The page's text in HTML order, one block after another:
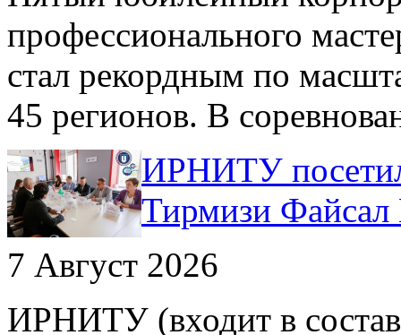
профессионального
стал рекордным по
45 регионов. В
ИРНИТУ
Тирмизи Файсал
7 Август 2026
ИРНИТУ (входит в состав